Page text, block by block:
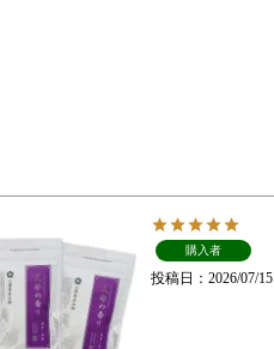
購入者
投稿日 2026/07/15